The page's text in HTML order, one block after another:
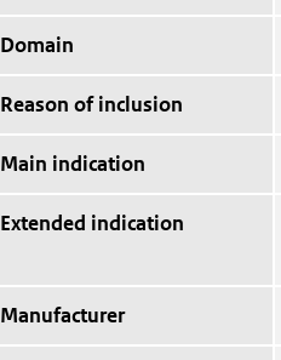
Domain
Reason of inclusion
Main indication
Extended indication
Manufacturer